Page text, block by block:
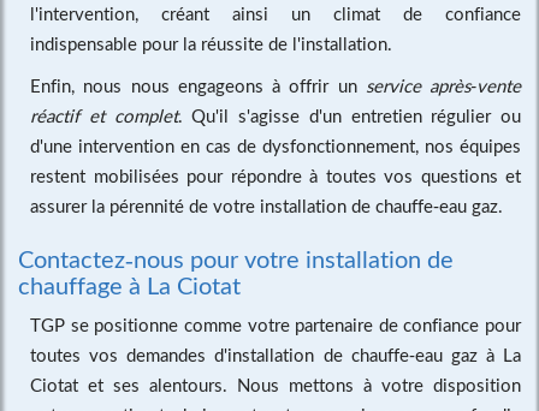
l'intervention, créant ainsi un climat de confiance
indispensable pour la réussite de l'installation.
Enfin, nous nous engageons à offrir un service après-vente
réactif et complet. Qu'il s'agisse d'un entretien régulier ou
d'une intervention en cas de dysfonctionnement, nos équipes
restent mobilisées pour répondre à toutes vos questions et
assurer la pérennité de votre installation de chauffe-eau gaz.
Contactez-nous pour votre installation de
chauffage à La Ciotat
TGP se positionne comme votre partenaire de confiance pour
toutes vos demandes d'installation de chauffe-eau gaz à La
Ciotat et ses alentours. Nous mettons à votre disposition